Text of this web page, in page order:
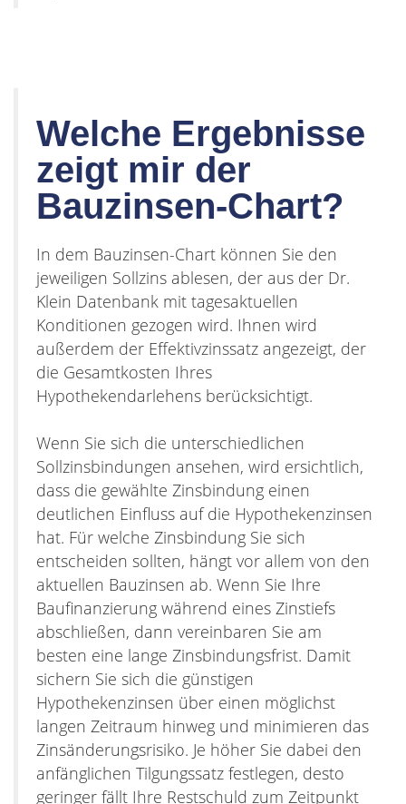
Welche Ergebnisse
zeigt mir der
Bauzinsen-Chart?
In dem Bauzinsen-Chart können Sie den
jeweiligen Sollzins ablesen, der aus der Dr.
Klein Datenbank mit tagesaktuellen
Konditionen gezogen wird. Ihnen wird
außerdem der Effektivzinssatz angezeigt, der
die Gesamtkosten Ihres
Hypothekendarlehens berücksichtigt.
Wenn Sie sich die unterschiedlichen
Sollzinsbindungen ansehen, wird ersichtlich,
dass die gewählte Zinsbindung einen
deutlichen Einfluss auf die Hypothekenzinsen
hat. Für welche Zinsbindung Sie sich
entscheiden sollten, hängt vor allem von den
aktuellen Bauzinsen ab. Wenn Sie Ihre
Baufinanzierung während eines Zinstiefs
abschließen, dann vereinbaren Sie am
besten eine lange Zinsbindungsfrist. Damit
sichern Sie sich die günstigen
Hypothekenzinsen über einen möglichst
langen Zeitraum hinweg und minimieren das
Zinsänderungsrisiko. Je höher Sie dabei den
anfänglichen Tilgungssatz festlegen, desto
geringer fällt Ihre Restschuld zum Zeitpunkt